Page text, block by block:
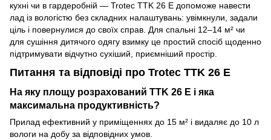
кухні чи в гардеробній — Trotec TTK 26 E допоможе навести
лад із вологістю без складних налаштувань: увімкнули, задали
ціль і повернулися до своїх справ. Для спальні 12–14 м² чи
для сушіння дитячого одягу взимку це простий спосіб щоденно
підтримувати відчутно сухіший, приємніший простір.
Питання та відповіді про Trotec TTK 26 E
На яку площу розрахований TTK 26 E і яка
максимальна продуктивність?
Прилад ефективний у приміщеннях до 15 м² і видаляє до 10 л
вологи на добу за відповідних умов.